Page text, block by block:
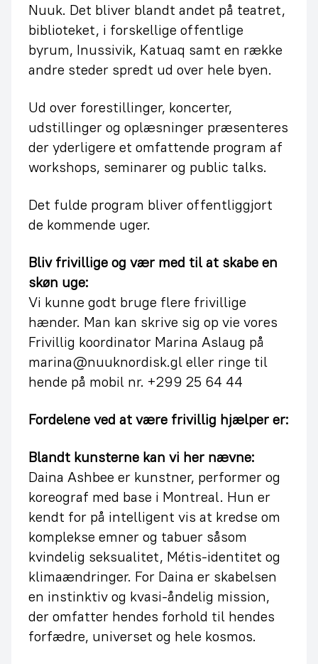
Nuuk. Det bliver blandt andet på teatret,
biblioteket, i forskellige offentlige
byrum, Inussivik, Katuaq samt en række
andre steder spredt ud over hele byen.
Ud over forestillinger, koncerter,
udstillinger og oplæsninger præsenteres
der yderligere et omfattende program af
workshops, seminarer og public talks.
Det fulde program bliver offentliggjort
de kommende uger.
Bliv frivillige og vær med til at skabe en
skøn uge:
Vi kunne godt bruge flere frivillige
hænder. Man kan skrive sig op vie vores
Frivillig koordinator Marina Aslaug på
marina@nuuknordisk.gl eller ringe til
hende på mobil nr. +299 25 64 44
Fordelene ved at være frivillig hjælper er:
Blandt kunsterne kan vi her nævne:
Daina Ashbee er kunstner, performer og
koreograf med base i Montreal. Hun er
kendt for på intelligent vis at kredse om
komplekse emner og tabuer såsom
kvindelig seksualitet, Métis-identitet og
klimaændringer. For Daina er skabelsen
en instinktiv og kvasi-åndelig mission,
der omfatter hendes forhold til hendes
forfædre, universet og hele kosmos.